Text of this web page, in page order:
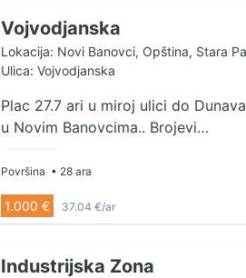
u neposrednoj blizini autoputa E-
75 i okolnih naselja. Postoji
mogućnost kupovine susednog
Agencijska provizija 2%. Agent
Goran Đurković: 062/655-113
Vojvodjanska
Lokacija: Novi Banovci, Opština, Stara
Ulica: Vojvodjanska
Plac 27.7 ari u miroj ulici do Dunava
u Novim Banovcima.. Brojevi
0638841969
Površina • 28 ara
1.000 € 37.04 €/ar
Industrijska Zona